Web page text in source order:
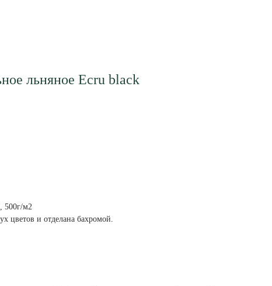
льняное Ecru black
500г/м2
цветов и отделана бахромой.